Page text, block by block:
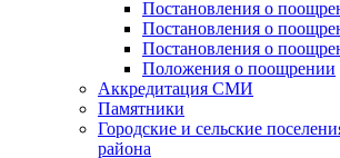
Постановления о
Постановления о
Постановления о
Положения о поощрении
Аккредитация СМИ
Памятники
Городские и сельские
района